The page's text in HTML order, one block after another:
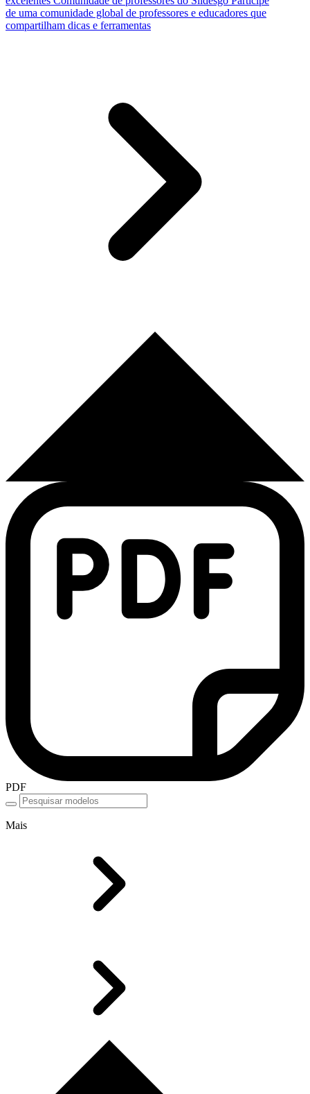
de uma comunidade global de professores e educadores que
compartilham dicas e ferramentas
PDF
Mais